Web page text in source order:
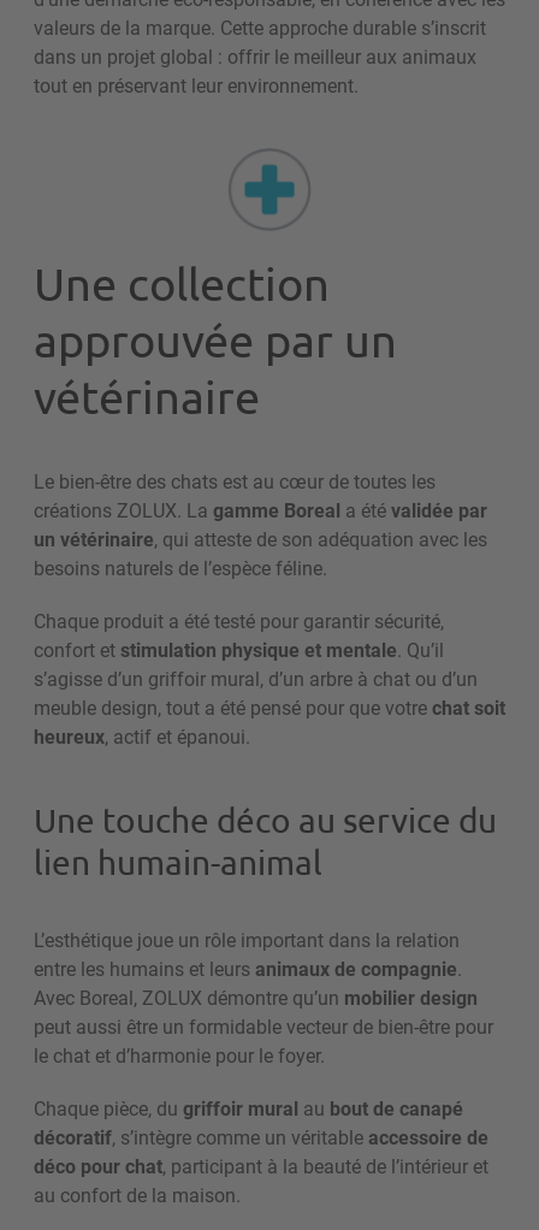
valeurs de la marque. Cette approche durable s’inscrit
dans un projet global : offrir le meilleur aux animaux
tout en préservant leur environnement.
Une collection
approuvée par un
vétérinaire
Le bien-être des chats est au cœur de toutes les
créations ZOLUX. La gamme Boreal a étévalidée par
un vétérinaire, qui atteste de son adéquation avec les
besoins naturels de l’espèce féline.
Chaque produit a été testé pour garantir sécurité,
confort etstimulation physique et mentale. Qu’il
s’agisse d’un griffoir mural, d’un arbre à chat ou d’un
meuble design, tout a été pensé pour que votrechat soit
heureux, actif et épanoui.
Une touche déco au service du
lien humain-animal
L’esthétique joue un rôle important dans la relation
entre les humains et leurs animaux de compagnie.
Avec Boreal, ZOLUX démontre qu’un mobilier design
peut aussi être un formidable vecteur de bien-être pour
le chat et d’harmonie pour le foyer.
Chaque pièce, du griffoir mural au bout de canapé
décoratif, s’intègre comme un véritable accessoire de
déco pour chat, participant à la beauté de l’intérieur et
au confort de la maison.